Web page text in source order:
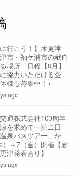
に行こう！】木更津
市・袖ケ浦市の献血
場所・日程【8月】
に協力いただける企
様も募集中！）
ago
交通株式会社100周年
を求めて一泊二日
温泉バスツアー」が
）～7（金）開催【君
津発着あり】
ago